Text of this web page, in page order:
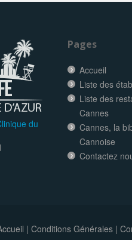
du
Pages
Accueil
Liste des
Liste des
Cannes
Cannes, la
Cannoise
Contactez
| Conditions Générales|